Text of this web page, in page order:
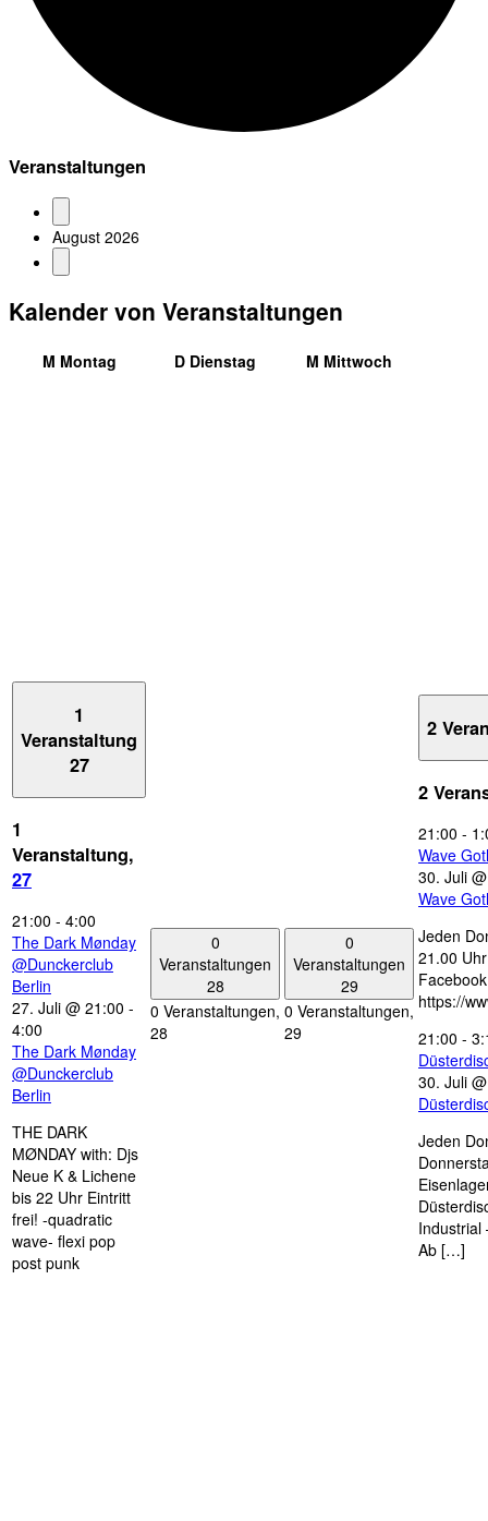
Veranstaltungen
August 2026
Kalender von Veranstaltungen
M Montag D Dienstag M Mittwoch
1
Veranstaltung
27
1
Veranstaltung,
27
21:00 - 4:00
The Dark Mønday
@Dunckerclub
Berlin
27. Juli @ 21:00 -
4:00
The Dark Mønday
@Dunckerclub
Berlin
THE DARK
MØNDAY with: Djs
Neue K & Lichene
bis 22 Uhr Eintritt
frei! -quadratic
wave- flexi pop
post punk
0
Veranstaltungen
28
0 Veranstaltungen,
28
0
Veranstaltungen
29
0 Veranstaltungen,
29
2
2
21:00 -
Wave
30. Juli
Wave
Jeden
21.00
https://
21:00 -
30. Juli
Jeden
Industrial
Ab […]